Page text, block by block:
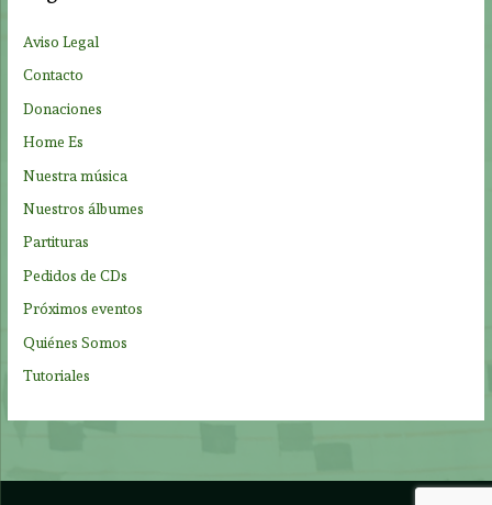
:
Aviso Legal
Contacto
Donaciones
Home Es
Nuestra música
Nuestros álbumes
Partituras
Pedidos de CDs
Próximos eventos
Quiénes Somos
Tutoriales